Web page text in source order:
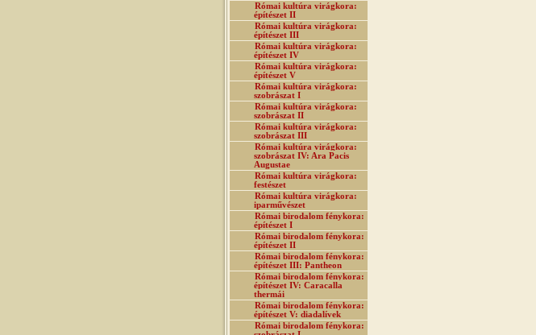
Római kultúra virágkora:
építészet II
Római kultúra virágkora:
építészet III
Római kultúra virágkora:
építészet IV
Római kultúra virágkora:
építészet V
Római kultúra virágkora:
szobrászat I
Római kultúra virágkora:
szobrászat II
Római kultúra virágkora:
szobrászat III
Római kultúra virágkora:
szobrászat IV: Ara Pacis
Augustae
Római kultúra virágkora:
festészet
Római kultúra virágkora:
iparművészet
Római birodalom fénykora:
építészet I
Római birodalom fénykora:
építészet II
Római birodalom fénykora:
építészet III: Pantheon
Római birodalom fénykora:
építészet IV: Caracalla
thermái
Római birodalom fénykora:
építészet V: diadalívek
Római birodalom fénykora: